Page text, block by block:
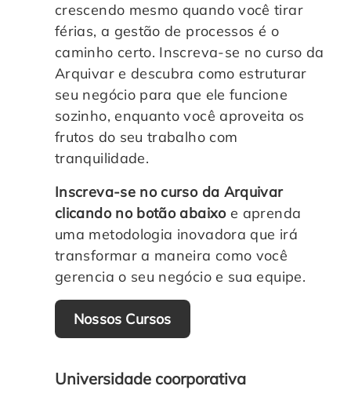
crescendo mesmo quando você tirar
férias, a gestão de processos é o
caminho certo. Inscreva-se no curso da
Arquivar e descubra como estruturar
seu negócio para que ele funcione
sozinho, enquanto você aproveita os
frutos do seu trabalho com
tranquilidade.
Inscreva-se no curso da Arquivar
clicando no botão abaixoe aprenda
uma metodologia inovadora que irá
transformar a maneira como você
gerencia o seu negócio e sua equipe.
Nossos Cursos
Universidade coorporativa